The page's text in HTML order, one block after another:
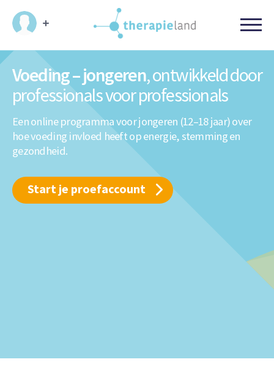
Voeding – jongeren,ontwikkeld door
professionalsvoor professionals
Een online programma voor jongeren (12–18 jaar) over
hoe voeding invloed heeft op energie, stemming en
gezondheid.
Start je proefaccount